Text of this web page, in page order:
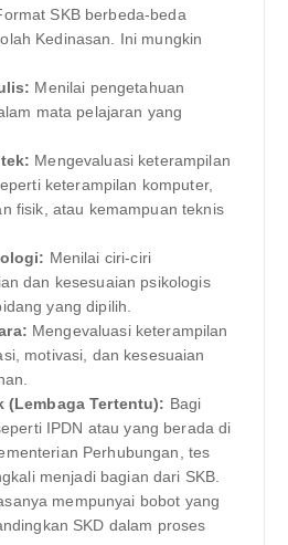
SKB berbeda-beda
Kedinasan. Ini mungkin
Menilai pengetahuan
mata pelajaran yang
Mengevaluasi keterampilan
keterampilan komputer,
fisik, atau kemampuan teknis
Menilai ciri-ciri
dan kesesuaian psikologis
yang dipilih.
Mengevaluasi keterampilan
motivasi, dan kesesuaian
(Lembaga Tertentu): Bagi
IPDN atau yang berada di
Perhubungan, tes
menjadi bagian dari SKB.
mempunyai bobot yang
SKD dalam proses